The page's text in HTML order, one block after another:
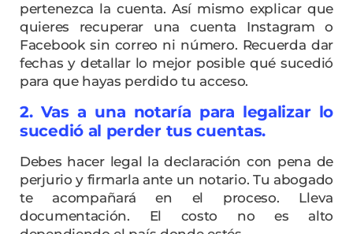
pertenezca la cuenta. Así mismo explicar que
quieres recuperar una cuenta Instagram o
Facebook sin correo ni número. Recuerda dar
fechas y detallar lo mejor posible qué sucedió
para que hayas perdido tu acceso.
2. Vas a una notaría para legalizar lo
sucedió al perder tus cuentas.
Debes hacer legal la declaración con pena de
perjurio y firmarla ante un notario. Tu abogado
te acompañará en el proceso. Lleva
documentación. El costo no es alto